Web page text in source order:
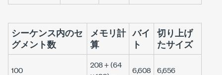
シーケンス内のセ
グメント数
メモリ計
算
バイ
ト
切り上げ
たサイズ
100
208 + (64
6,608 6,656